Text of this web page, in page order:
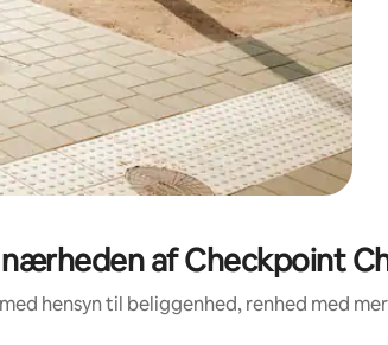
af Checkpoint
hensyn til beliggenhed, renhed med